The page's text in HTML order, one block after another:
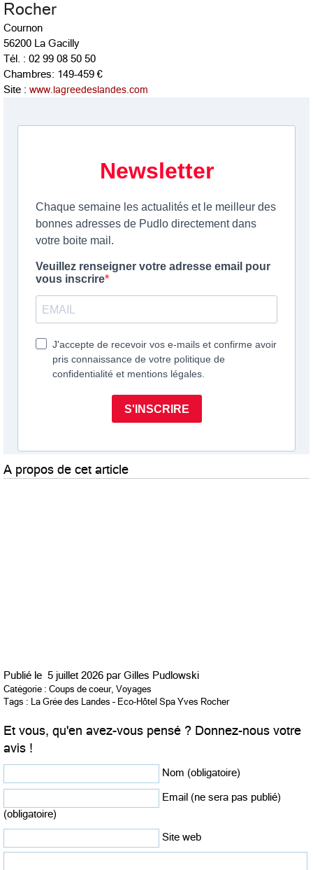
Rocher
Cournon
56200 La Gacilly
Tél. : 02 99 08 50 50
Chambres: 149-459 €
Site : www.lagreedeslandes.com
A propos de cet article
Publié le 5 juillet 2026 par Gilles Pudlowski
Catégorie : Coups de coeur, Voyages
Tags : La Grée des Landes – Eco-Hôtel Spa Yves Rocher
Et vous, qu'en avez-vous pensé ? Donnez-nous votre
avis !
Nom (obligatoire)
Email (ne sera pas publié)
(obligatoire)
Site web